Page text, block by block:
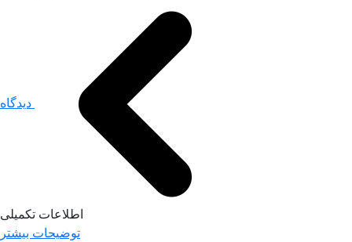
اطلاعات تکمیلی
توضیحات بیشتر